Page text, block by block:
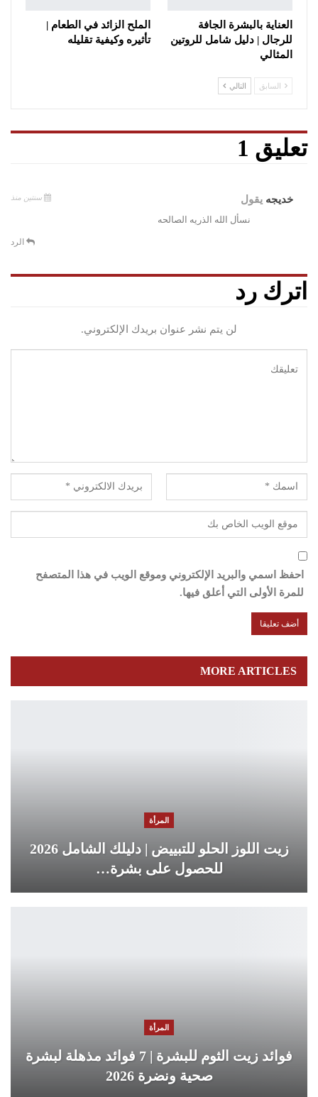
العناية بالبشرة الجافة
للرجال | دليل شامل للروتين
المثالي
الملح الزائد في الطعام |
تأثيره وكيفية تقليله
السابق التالي
تعليق 1
خديجه يقول سنتين منذ
نسأل الله الذريه الصالحه
الرد
اترك رد
لن يتم نشر عنوان بريدك الإلكتروني.
احفظ اسمي والبريد الإلكتروني وموقع الويب في هذا المتصفح
للمرة الأولى التي أعلق فيها.
MORE ARTICLES
المرأة
زيت اللوز الحلو للتبييض | دليلك الشامل 2026
للحصول على بشرة…
المرأة
فوائد زيت الثوم للبشرة | 7 فوائد مذهلة لبشرة
صحية ونضرة 2026